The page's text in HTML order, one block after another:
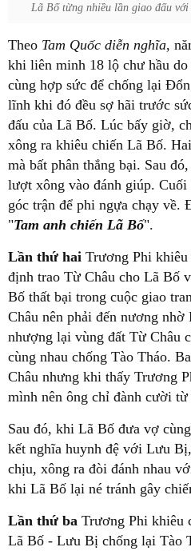
Lã Bố từng nhiều lần giao đấu
Theo Tam Quốc diễn nghĩa,
khi liên minh 18 lộ chư hầu
cùng hợp sức để chống lại
lĩnh khi đó đều sợ hãi trước
đấu của Lã Bố. Lúc bấy giờ,
xông ra khiêu chiến Lã Bố.
mà bất phân thắng bại. Sau
lượt xông vào đánh giúp.
góc trận để phi ngựa chạy về.
"Tam anh chiến Lã Bố".
Lần thứ hai Trương Phi
định trao Từ Châu cho Lã Bố
Bố thất bại trong cuộc giao
Châu nên phải đến nương
nhượng lại vùng đất Từ Châu
cùng nhau chống Tào Tháo.
Châu nhưng khi thấy Trương
mình nên ông chỉ đành cười từ
Sau đó, khi Lã Bố đưa vợ
kết nghĩa huynh đệ với Lưu
chịu, xông ra đòi đánh nhau
khi Lã Bố lại né tránh gây
Lần thứ ba Trương Phi khiêu
Lã Bố - Lưu Bị chống lại Tào